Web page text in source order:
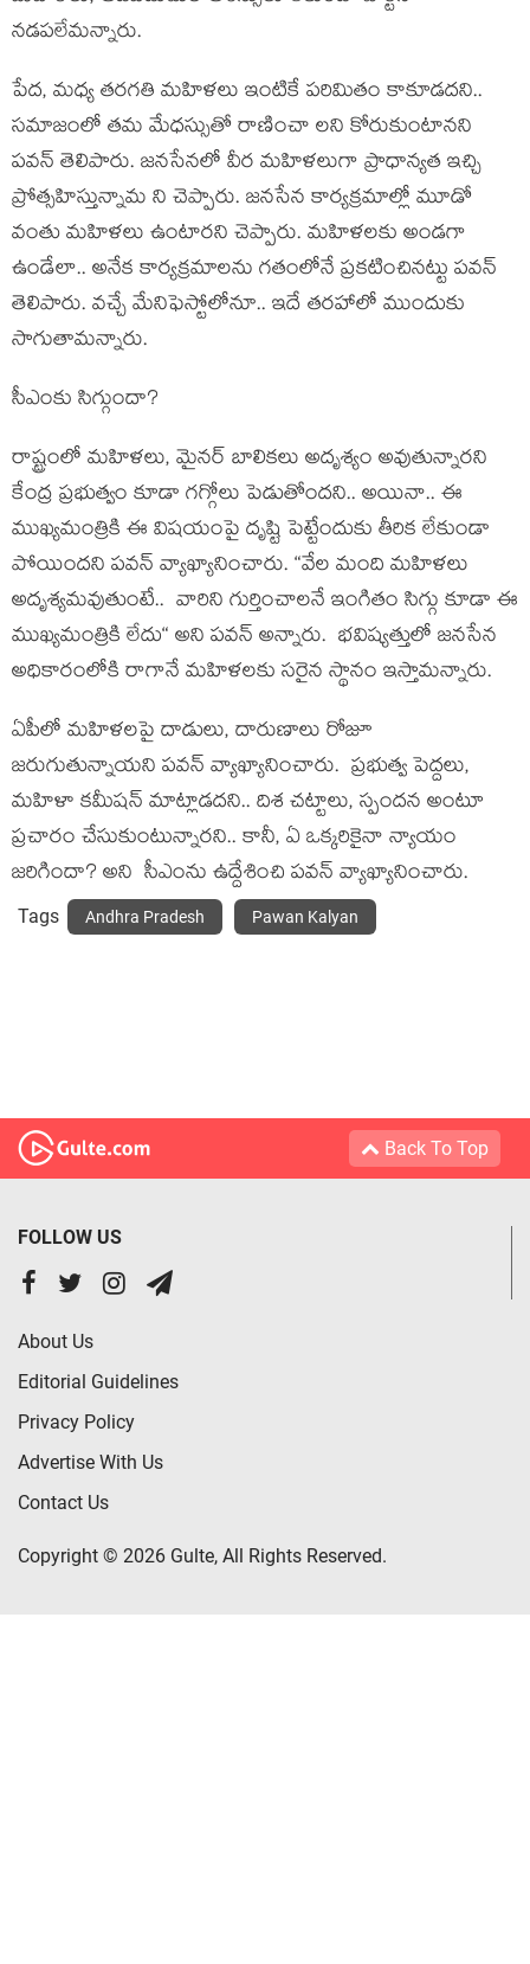
నడపలేమన్నారు.
పేద, మధ్య తరగతి మహిళలు ఇంటికే పరిమితం కాకూడదని..
సమాజంలో తమ‌ మేధస్సుతో రాణించా లని కోరుకుంటానని
ప‌వ‌న్‌ తెలిపారు. జనసేనలో వీర మహిళలుగా ప్రాధాన్యత ఇచ్చి
ప్రోత్సహిస్తున్నామ ని చెప్పారు. జనసేన కార్యక్రమాల్లో మూడో
వంతు మహిళలు ఉంటారని చెప్పారు. మ‌హిళల‌కు అండ‌గా
ఉండేలా.. అనేక కార్య‌క్ర‌మాల‌ను గ‌తంలోనే ప్ర‌క‌టించిన‌ట్టు ప‌వ‌న్
తెలిపారు. వ‌చ్చే మేనిఫెస్టోలోనూ.. ఇదే త‌ర‌హాలో ముందుకు
సాగుతామ‌న్నారు.
సీఎంకు సిగ్గుందా?
రాష్ట్రంలో మ‌హిళ‌లు, మైన‌ర్ బాలిక‌లు అదృశ్యం అవుతున్నార‌ని
కేంద్ర ప్ర‌భుత్వం కూడా గ‌గ్గోలు పెడుతోంద‌ని.. అయినా.. ఈ
ముఖ్య‌మంత్రికి ఈ విష‌యంపై దృష్టి పెట్టేందుకు తీరిక లేకుండా
పోయింద‌ని ప‌వ‌న్ వ్యాఖ్యానించారు. “వేల మంది మ‌హిళ‌లు
అదృశ్య‌మ‌వుతుంటే.. వారిని గుర్తించాల‌నే ఇంగితం సిగ్గు కూడా ఈ
ముఖ్య‌మంత్రికి లేదు“ అని ప‌వ‌న్ అన్నారు. భవిష్యత్తులో జ‌న‌సేన
అధికారంలోకి రాగానే మ‌హిళ‌లకు సరైన స్థానం ఇస్తామ‌న్నారు.
ఏపీలో మహిళలపై దాడులు, దారుణాలు రోజూ
జరుగుతున్నాయని ప‌వ‌న్ వ్యాఖ్యానించారు. ప్రభుత్వ పెద్దలు,
మహిళా కమీషన్ మాట్లాడదని.. దిశ చట్టాలు, స్పందన అంటూ
ప్ర‌చారం చేసుకుంటున్నార‌ని.. కానీ, ఏ ఒక్క‌రికైనా న్యాయం
జ‌రిగిందా? అని సీఎంను ఉద్దేశించి ప‌వ‌న్ వ్యాఖ్యానించారు.
Tags Andhra Pradesh Pawan Kalyan
Back To Top
FOLLOW US
About Us
Editorial Guidelines
Privacy Policy
Advertise With Us
Contact Us
Copyright © 2026 Gulte, All Rights Reserved.